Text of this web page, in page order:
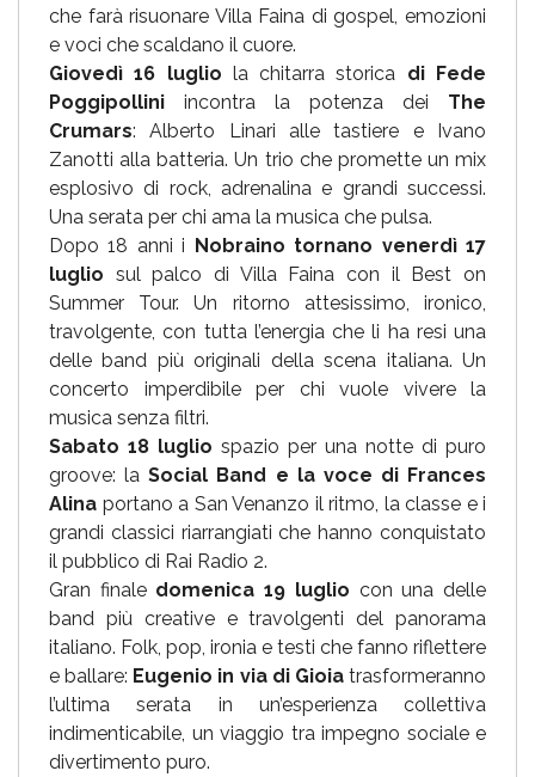
che farà risuonare Villa Faina di gospel, emozioni
e voci che scaldano il cuore.
Giovedì 16 luglio la chitarra storica di Fede
Poggipollini incontra la potenza dei The
Crumars: Alberto Linari alle tastiere e Ivano
Zanotti alla batteria. Un trio che promette un mix
esplosivo di rock, adrenalina e grandi successi.
Una serata per chi ama la musica che pulsa.
Dopo 18 anni i Nobraino tornano venerdì 17
luglio sul palco di Villa Faina con il Best on
Summer Tour. Un ritorno attesissimo, ironico,
travolgente, con tutta l’energia che li ha resi una
delle band più originali della scena italiana. Un
concerto imperdibile per chi vuole vivere la
musica senza filtri.
Sabato 18 luglio spazio per una notte di puro
groove: laSocial Band e la voce di Frances
Alina portano a San Venanzo il ritmo, la classe e i
grandi classici riarrangiati che hanno conquistato
il pubblico di Rai Radio 2.
Gran finale domenica 19 luglio con una delle
band più creative e travolgenti del panorama
italiano. Folk, pop, ironia e testi che fanno riflettere
e ballare: Eugenio in via di Gioiatrasformeranno
l’ultima serata in un’esperienza collettiva
indimenticabile, un viaggio tra impegno sociale e
divertimento puro.